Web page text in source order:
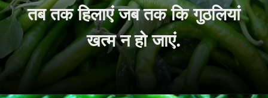
तब तक हिलाएं जब तक कि गुठलियां
खत्म न हो जाएं.